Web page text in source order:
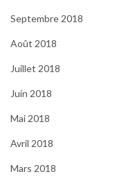
Septembre 2018
Août 2018
Juillet 2018
Juin 2018
Mai 2018
Avril 2018
Mars 2018